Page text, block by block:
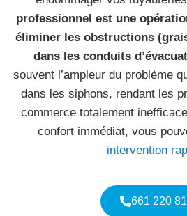
professionnel est une
éliminer les obstructions
dans les conduits
souvent l’ampleur du problème
dans les siphons, rendant les
commerce totalement
confort immédiat, vous
intervention
661 220